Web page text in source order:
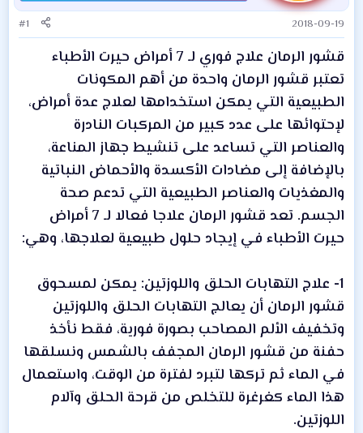
2018-09-19
#1
قشور الرمان علاج فوري لـ 7 أمراض حيرت الأطباء
تعتبر قشور الرمان واحدة من أهم المكونات
الطبيعية التي يمكن استخدامها لعلاج عدة أمراض،
لإحتوائها على عدد كبير من المركبات النادرة
والعناصر التي تساعد على تنشيط جهاز المناعة،
بالإضافة إلى مضادات الأكسدة والأحماض النباتية
والمغذيات والعناصر الطبيعية التي تدعم صحة
الجسم. تعد قشور الرمان علاجا فعالا لـ 7 أمراض
حيرت الأطباء في إيجاد حلول طبيعية لعلاجها، وهي:
1- علاج التهابات الحلق واللوزتين: يمكن لمسحوق
قشور الرمان أن يعالج التهابات الحلق واللوزتين
وتخفيف الألم المصاحب بصورة فورية، فقط نأخذ
حفنة من قشور الرمان المجفف بالشمس ونسلقها
في الماء ثم تركها لتبرد لفترة من الوقت، واستعمال
هذا الماء كغرغرة للتخلص من قرحة الحلق وآلام
اللوزتين.